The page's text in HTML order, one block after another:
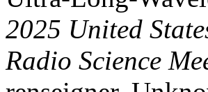
2025 United
Radio Science